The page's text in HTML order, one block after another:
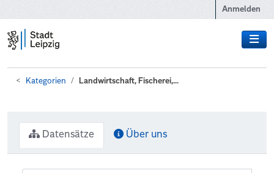
Anmelden
Kategorien Landwirtschaft, Fischerei,...
Datensätze Über uns